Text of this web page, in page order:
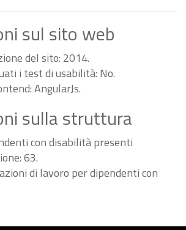
sul sito web
del sito: 2014.
i test di usabilità: No.
AngularJs.
sulla struttura
con disabilità presenti
63.
di lavoro per dipendenti con